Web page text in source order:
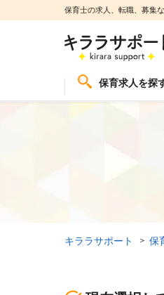
保育士の求人、転職、募集
保育求人を探
キララサポート 保